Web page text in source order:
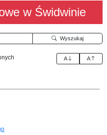
w Świdwinie
Wyszukaj
A A